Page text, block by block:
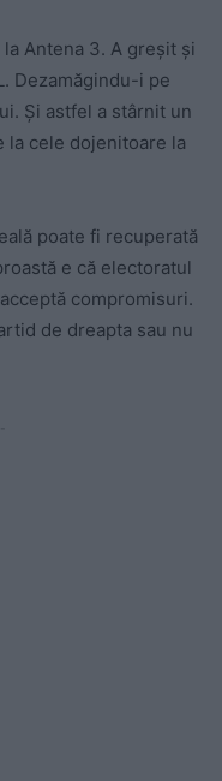
Antena 3. A greșit și
Dezamăgindu-i pe
Și astfel a stârnit un
la cele dojenitoare la
poate fi recuperată
e că electoratul
compromisuri.
de dreapta sau nu